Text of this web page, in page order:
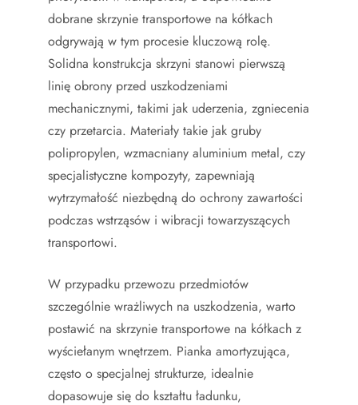
dobrane skrzynie transportowe na kółkach
odgrywają w tym procesie kluczową rolę.
Solidna konstrukcja skrzyni stanowi pierwszą
linię obrony przed uszkodzeniami
mechanicznymi, takimi jak uderzenia, zgniecenia
czy przetarcia. Materiały takie jak gruby
polipropylen, wzmacniany aluminium metal, czy
specjalistyczne kompozyty, zapewniają
wytrzymałość niezbędną do ochrony zawartości
podczas wstrząsów i wibracji towarzyszących
transportowi.
W przypadku przewozu przedmiotów
szczególnie wrażliwych na uszkodzenia, warto
postawić na skrzynie transportowe na kółkach z
wyściełanym wnętrzem. Pianka amortyzująca,
często o specjalnej strukturze, idealnie
dopasowuje się do kształtu ładunku,